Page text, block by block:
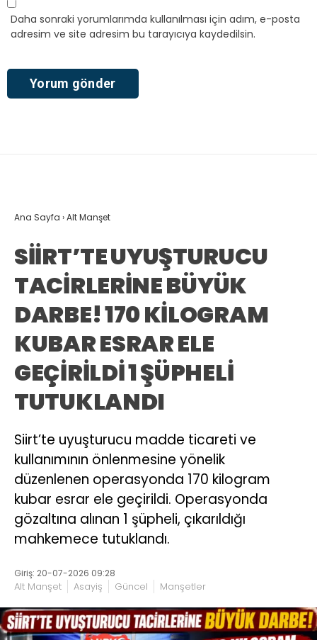
Daha sonraki yorumlarımda kullanılması için adım, e-posta
adresim ve site adresim bu tarayıcıya kaydedilsin.
Ana Sayfa ›Alt Manşet
SİİRT’TE UYUŞTURUCU
TACİRLERİNE BÜYÜK
DARBE! 170 KİLOGRAM
KUBAR ESRAR ELE
GEÇİRİLDİ 1 ŞÜPHELİ
TUTUKLANDI
Siirt’te uyuşturucu madde ticareti ve
kullanımının önlenmesine yönelik
düzenlenen operasyonda 170 kilogram
kubar esrar ele geçirildi. Operasyonda
gözaltına alınan 1 şüpheli, çıkarıldığı
mahkemece tutuklandı.
Giriş: 20-07-2026 09:28
Alt Manşet Asayiş Güncel Manşetler